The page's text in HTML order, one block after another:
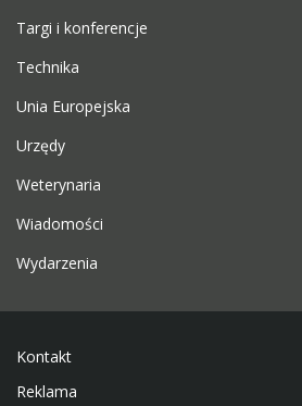
Targi i konferencje
Technika
Unia Europejska
Urzędy
Weterynaria
Wiadomości
Wydarzenia
Kontakt
Reklama